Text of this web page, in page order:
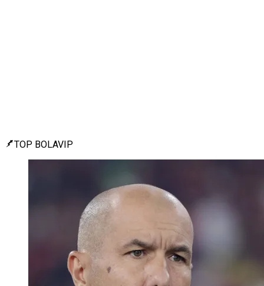
TOP BOLAVIP